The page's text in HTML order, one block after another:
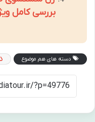
بررسی کامل
دسته های هم موضوع